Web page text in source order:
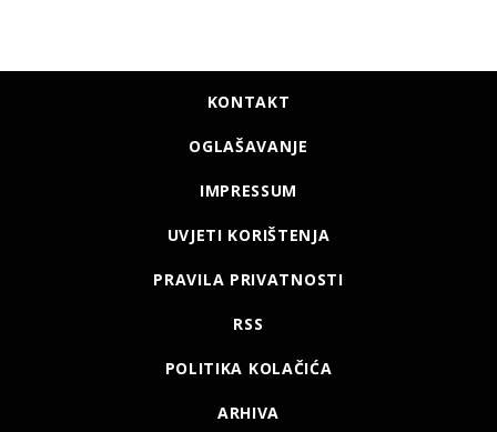
KONTAKT
OGLAŠAVANJE
IMPRESSUM
UVJETI KORIŠTENJA
PRAVILA PRIVATNOSTI
RSS
POLITIKA KOLAČIĆA
ARHIVA